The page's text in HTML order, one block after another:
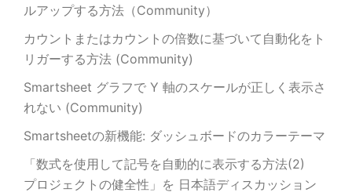
ルアップする方法（Community）
カウントまたはカウントの倍数に基づいて自動化をト
リガーする方法 (Community)
Smartsheet グラフで Y 軸のスケールが正しく表示さ
れない (Community)
Smartsheetの新機能: ダッシュボードのカラーテーマ
「数式を使用して記号を自動的に表示する方法(2)
プロジェクトの健全性」を 日本語ディスカッション